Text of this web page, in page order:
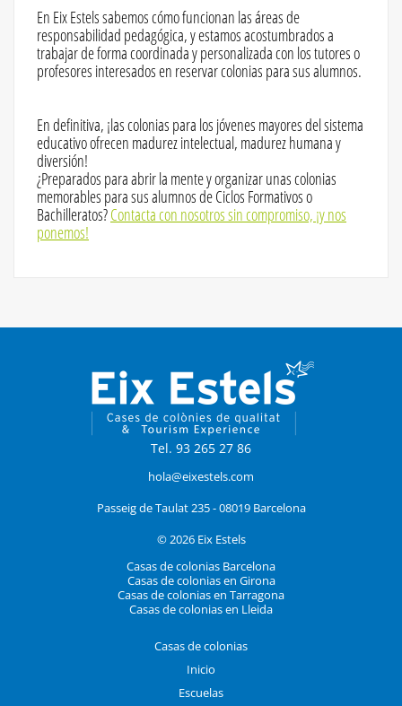
En Eix Estels sabemos cómo funcionan las áreas de
responsabilidad pedagógica, y estamos acostumbrados a
trabajar de forma coordinada y personalizada con los tutores o
profesores interesados en reservar colonias para sus alumnos.
En definitiva, ¡las colonias para los jóvenes mayores del sistema
educativo ofrecen madurez intelectual, madurez humana y
diversión!
¿Preparados para abrir la mente y organizar unas colonias
memorables para sus alumnos de Ciclos Formativos o
Bachilleratos?Contacta con nosotros sin compromiso, ¡y nos
ponemos!
Tel. 93 265 27 86
hola@eixestels.com
Passeig de Taulat 235 - 08019 Barcelona
© 2026 Eix Estels
Casas de colonias Barcelona
Casas de colonias en Girona
Casas de colonias en Tarragona
Casas de colonias en Lleida
Casas de colonias
Inicio
Escuelas